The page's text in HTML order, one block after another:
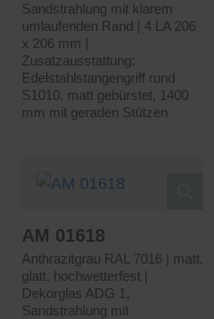
Sandstrahlung mit klarem
umlaufenden Rand | 4 LA 206
x 206 mm |
Zusatzausstattung:
Edelstahlstangengriff rund
S1010, matt gebürstet, 1400
mm mit geraden Stützen
AM 01618
Anthrazitgrau RAL 7016 | matt,
glatt, hochwetterfest |
Dekorglas ADG 1,
Sandstrahlung mit